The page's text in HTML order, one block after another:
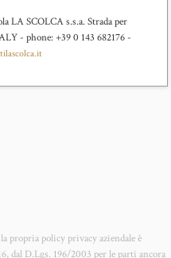
LA SCOLCA s.s.a. Strada per
- phone: +39 0 143 682176 -
propria policy privacy aziendale è
dal D.Lgs. 196/2003 per le parti ancora